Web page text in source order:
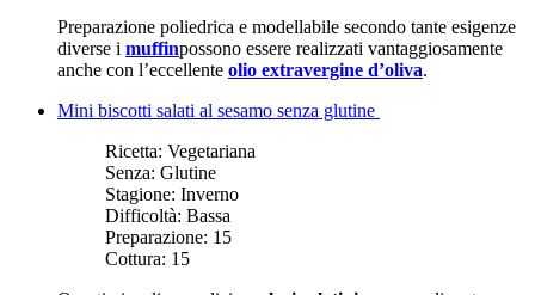
Preparazione poliedrica e modellabile secondo tante esigenze
diverse i muffinpossono essere realizzati vantaggiosamente
anche con l’eccellente olio extravergine d’oliva.
Mini biscotti salati al sesamo senza glutine
Ricetta: Vegetariana
Senza: Glutine
Stagione: Inverno
Difficoltà: Bassa
Preparazione: 15
Cottura: 15